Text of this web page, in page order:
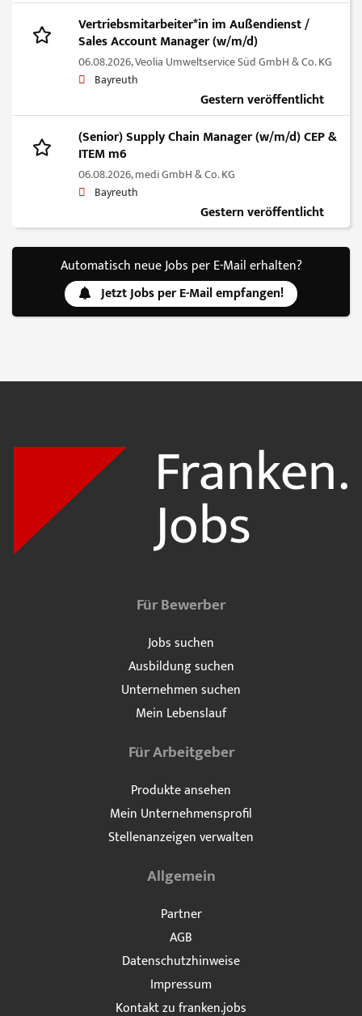
Vertriebsmitarbeiter*in im Außendienst /
Sales Account Manager (w/m/d)
06.08.2026,Veolia Umweltservice Süd GmbH & Co. KG
Bayreuth
Gestern veröffentlicht
(Senior) Supply Chain Manager (w/m/d) CEP &
ITEM m6
06.08.2026,medi GmbH & Co. KG
Bayreuth
Gestern veröffentlicht
Automatisch neue Jobs per E-Mail erhalten?
Jetzt Jobs per E-Mail empfangen!
Für Bewerber
Jobs suchen
Ausbildung suchen
Unternehmen suchen
Mein Lebenslauf
Für Arbeitgeber
Produkte ansehen
Mein Unternehmensprofil
Stellenanzeigen verwalten
Allgemein
Partner
AGB
Datenschutzhinweise
Impressum
Kontakt zu franken.jobs